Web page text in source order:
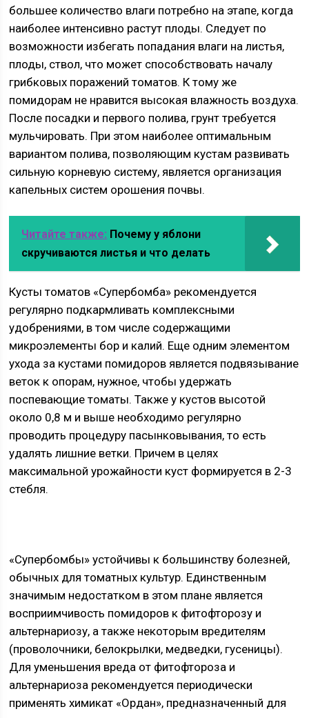
большее количество влаги потребно на этапе, когда
наиболее интенсивно растут плоды. Следует по
возможности избегать попадания влаги на листья,
плоды, ствол, что может способствовать началу
грибковых поражений томатов. К тому же
помидорам не нравится высокая влажность воздуха.
После посадки и первого полива, грунт требуется
мульчировать. При этом наиболее оптимальным
вариантом полива, позволяющим кустам развивать
сильную корневую систему, является организация
капельных систем орошения почвы.
Читайте также: Почему у яблони
скручиваются листья и что делать
Кусты томатов «Супербомба» рекомендуется
регулярно подкармливать комплексными
удобрениями, в том числе содержащими
микроэлементы бор и калий. Еще одним элементом
ухода за кустами помидоров является подвязывание
веток к опорам, нужное, чтобы удержать
поспевающие томаты. Также у кустов высотой
около 0,8 м и выше необходимо регулярно
проводить процедуру пасынковывания, то есть
удалять лишние ветки. Причем в целях
максимальной урожайности куст формируется в 2-3
стебля.
«Супербомбы» устойчивы к большинству болезней,
обычных для томатных культур. Единственным
значимым недостатком в этом плане является
восприимчивость помидоров к фитофторозу и
альтернариозу, а также некоторым вредителям
(проволочники, белокрылки, медведки, гусеницы).
Для уменьшения вреда от фитофтороза и
альтернариоза рекомендуется периодически
применять химикат «Ордан», предназначенный для